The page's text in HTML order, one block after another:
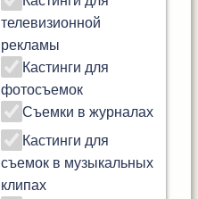
телевизионной
рекламы
Кастинги для
фотосъемок
Съемки в журналах
Кастинги для
съемок в музыкальных
клипах